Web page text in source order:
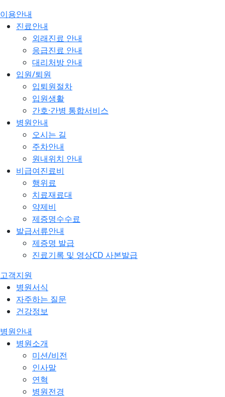
이용안내
진료안내
외래진료 안내
응급진료 안내
대리처방 안내
입원/퇴원
입퇴원절차
입원생활
간호·간병 통합서비스
병원안내
오시는 길
주차안내
원내위치 안내
비급여진료비
행위료
치료재료대
약제비
제증명수수료
발급서류안내
제증명 발급
진료기록 및 영상CD 사본발급
고객지원
병원서식
자주하는 질문
건강정보
병원안내
병원소개
미션/비전
인사말
연혁
병원전경